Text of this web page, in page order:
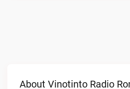
About Vinotinto Radio